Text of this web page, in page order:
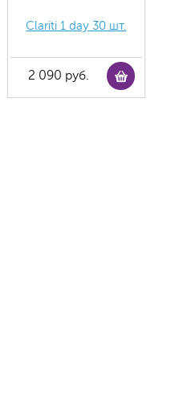
Clariti 1 day 30 шт.
2 090 руб.